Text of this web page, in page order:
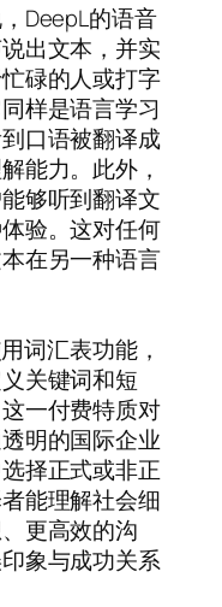
DeepL的语音
出文本，并实
碌的人或打字
样是语言学习
口语被翻译成
能力。此外，
够听到翻译文
验。这对任何
在另一种语言
词汇表功能，
关键词和短
一付费特质对
明的国际企业
择正式或非正
能理解社会细
更高效的沟
象与成功关系